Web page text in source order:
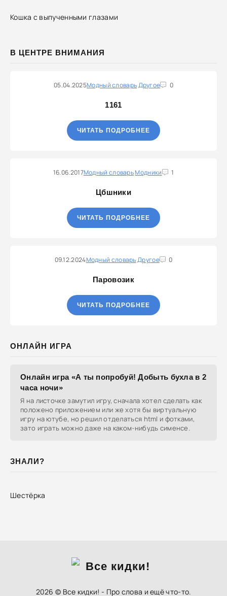
Кошка с выпученными глазами
В ЦЕНТРЕ ВНИМАНИЯ
05.04.2025Модный словарьДругое 0
1161
ЧИТАТЬ ПОДРОБНЕЕ
16.06.2017Модный словарьМодники 1
Цбшники
ЧИТАТЬ ПОДРОБНЕЕ
09.12.2024Модный словарьДругое 0
Паровозик
ЧИТАТЬ ПОДРОБНЕЕ
ОНЛАЙН ИГРА
Онлайн игра «А ты попробуй! Добыть бухла в 2
часа ночи»
Я на листочке замутил игру, сначала хотел сделать как
положено приложением или же хотя бы виртуальную
игру на ютубе, но решил отделаться html и фотками,
зато играть можно даже на каком-нибудь сименсе.
ЗНАЛИ?
Шестёрка
2026 © Все кидки! - Про слова и ещё что-то.